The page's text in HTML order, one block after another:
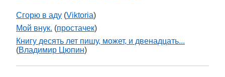
Сгорю в аду (Viktoria)
Мой внук. (простачек)
Книгу десять лет пишу, может, и двенадцать...
(Владимир Цюпин)